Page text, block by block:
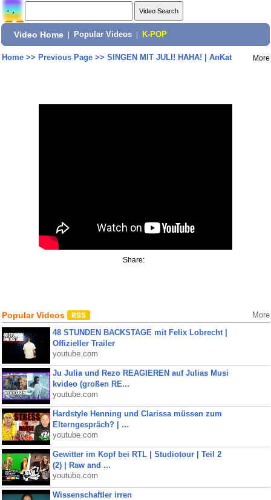
Video Home Popular Videos K-POP
Home>> Previous Page>> SINGEN MIT JULI! HAHA! | AnKat More
Share:
Popular Videos More
48 STUNDEN BACKSTAGE mit Felix Lobrecht |
Offizieller Trailer
youtube.com
Ju Julia und Rezo REAGIEREN auf Julias Musi
kvideo (großen RE...
youtube.com
Hardstyle Henning und Clarissa müssen zum
Elterngespräch? | ...
youtube.com
Gewitter im Kopf bei RTL | Studiotour | Teil 2
(2) | Raw and ...
youtube.com
Wissenschaftler irren